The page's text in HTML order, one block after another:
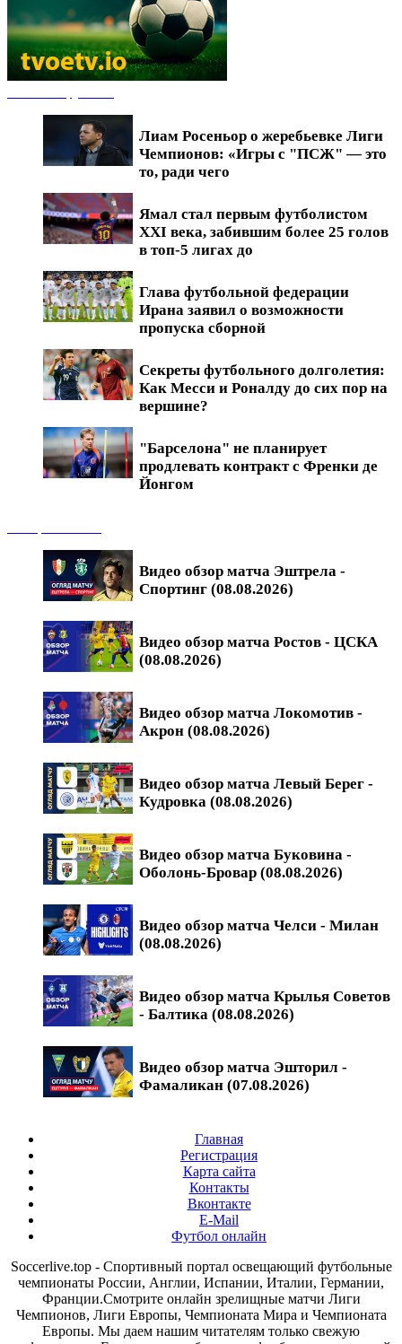
Лиам Росеньор о жеребьевке Лиги
Чемпионов: «Игры с "ПСЖ" — это
то, ради чего
Ямал стал первым футболистом
XXI века, забившим более 25 голов
в топ-5 лигах до
Глава футбольной федерации
Ирана заявил о возможности
пропуска сборной
Секреты футбольного долголетия:
Как Месси и Роналду до сих пор на
вершине?
"Барселона" не планирует
продлевать контракт с Френки де
Йонгом
Видео обзор матча Эштрела -
Спортинг (08.08.2026)
Видео обзор матча Ростов - ЦСКА
(08.08.2026)
Видео обзор матча Локомотив -
Акрон (08.08.2026)
Видео обзор матча Левый Берег -
Кудровка (08.08.2026)
Видео обзор матча Буковина -
Оболонь-Бровар (08.08.2026)
Видео обзор матча Челси - Милан
(08.08.2026)
Видео обзор матча Крылья Советов
- Балтика (08.08.2026)
Видео обзор матча Эшторил -
Фамаликан (07.08.2026)
Главная
Регистрация
Карта сайта
Контакты
Вконтакте
E-Mail
Футбол онлайн
Soccerlive.top - Спортивный портал освещающий футбольные
чемпионаты России, Англии, Испании, Италии, Германии,
Франции.Смотрите онлайн зрелищные матчи Лиги
Чемпионов, Лиги Европы, Чемпионата Мира и Чемпионата
Европы. Мы даем нашим читателям только свежую